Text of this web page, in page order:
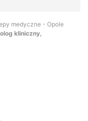
medyczne - Opole
kliniczny,